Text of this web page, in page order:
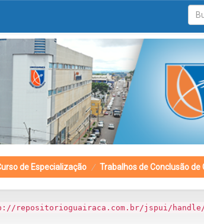
de Especialização Trabalhos de Conclusão de
repositorioguairaca.com.br/jspui/handle/